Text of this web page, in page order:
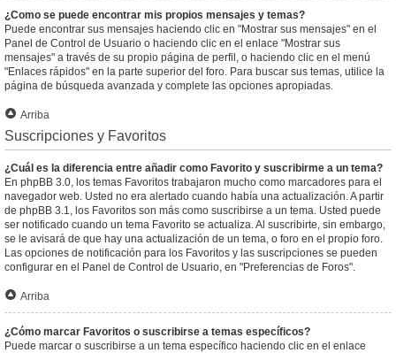
¿Como se puede encontrar mis propios mensajes y temas?
Puede encontrar sus mensajes haciendo clic en "Mostrar sus mensajes" en el
Panel de Control de Usuario o haciendo clic en el enlace "Mostrar sus
mensajes" a través de su propio página de perfil, o haciendo clic en el menú
"Enlaces rápidos" en la parte superior del foro. Para buscar sus temas, utilice la
página de búsqueda avanzada y complete las opciones apropiadas.
Arriba
Suscripciones y Favoritos
¿Cuál es la diferencia entre añadir como Favorito y suscribirme a un tema?
En phpBB 3.0, los temas Favoritos trabajaron mucho como marcadores para el
navegador web. Usted no era alertado cuando había una actualización. A partir
de phpBB 3.1, los Favoritos son más como suscribirse a un tema. Usted puede
ser notificado cuando un tema Favorito se actualiza. Al suscribirte, sin embargo,
se le avisará de que hay una actualización de un tema, o foro en el propio foro.
Las opciones de notificación para los Favoritos y las suscripciones se pueden
configurar en el Panel de Control de Usuario, en "Preferencias de Foros".
Arriba
¿Cómo marcar Favoritos o suscribirse a temas específicos?
Puede marcar o suscribirse a un tema específico haciendo clic en el enlace